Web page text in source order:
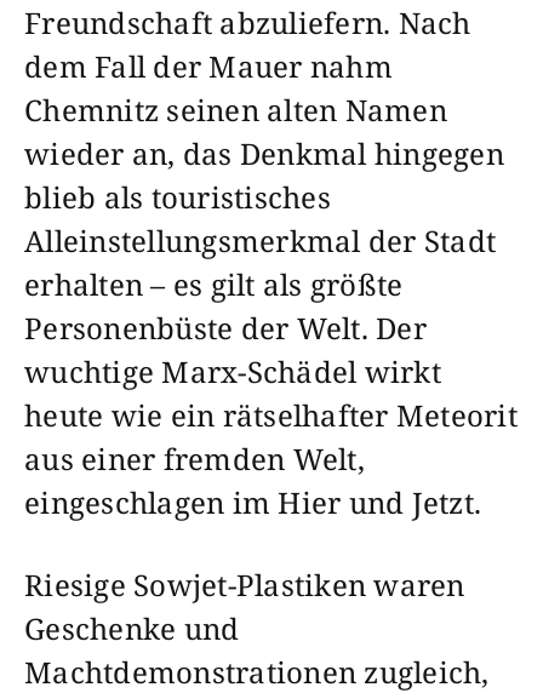
Freundschaft abzuliefern. Nach
dem Fall der Mauer nahm
Chemnitz seinen alten Namen
wieder an, das Denkmal hingegen
blieb als touristisches
Alleinstellungsmerkmal der Stadt
erhalten – es gilt als größte
Personenbüste der Welt. Der
wuchtige Marx-Schädel wirkt
heute wie ein rätselhafter Meteorit
aus einer fremden Welt,
eingeschlagen im Hier und Jetzt.
Riesige Sowjet-Plastiken waren
Geschenke und
Machtdemonstrationen zugleich,